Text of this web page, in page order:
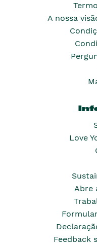
A nossa
Love
Abre
Feedback